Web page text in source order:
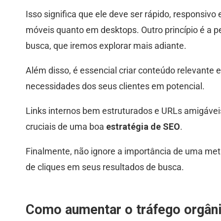
Isso significa que ele deve ser rápido,
móveis quanto em desktops. Outro princípio é a
busca, que iremos explorar mais adiante.
Além disso, é essencial criar conteúdo relevante
necessidades dos seus clientes em potencial.
Links internos bem estruturados e URLs
cruciais de uma boa estratégia de SEO.
Finalmente, não ignore a importância de uma
de cliques em seus resultados de busca.
Como aumentar o tráfego